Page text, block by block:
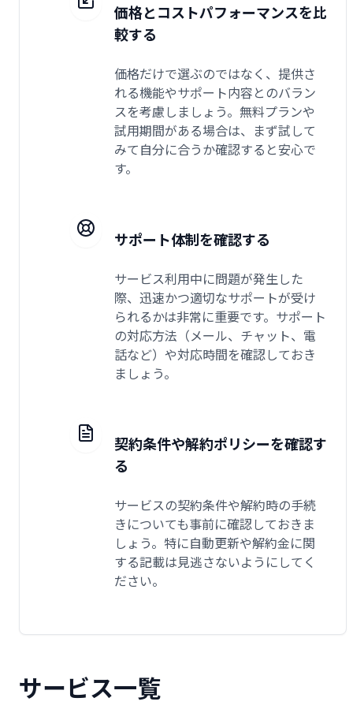
価格とコストパフォーマンスを比
較する
価格だけで選ぶのではなく、提供さ
れる機能やサポート内容とのバラン
スを考慮しましょう。無料プランや
試用期間がある場合は、まず試して
みて自分に合うか確認すると安心で
す。
サポート体制を確認する
サービス利用中に問題が発生した
際、迅速かつ適切なサポートが受け
られるかは非常に重要です。サポート
の対応方法（メール、チャット、電
話など）や対応時間を確認しておき
ましょう。
契約条件や解約ポリシーを確認す
る
サービスの契約条件や解約時の手続
きについても事前に確認しておきま
しょう。特に自動更新や解約金に関
する記載は見逃さないようにしてく
ださい。
サービス一覧